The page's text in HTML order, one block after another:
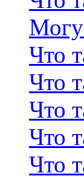
Могу
Что
Что
Что
Что
Что